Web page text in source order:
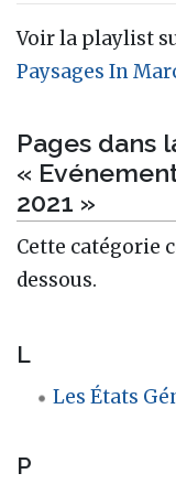
Aller à :
Voir la playlist
Paysages In
Pages dans
«
2021 »
Cette catégorie
dessous.
L
Les États
P